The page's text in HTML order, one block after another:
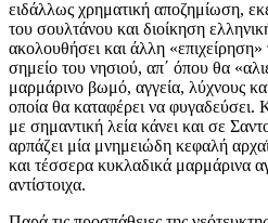
ειδάλλως χρηματική αποζημίωση,
του σουλτάνου και διοίκηση
ακολουθήσει και άλλη
σημείο του νησιού, απ΄ όπου θα
μαρμάρινο βωμό, αγγεία, λύχνους
οποία θα καταφέρει να φυγαδεύσει.
με σημαντική λεία κάνει και σε
αρπάζει μία μνημειώδη κεφαλή
και τέσσερα κυκλαδικά μαρμάρινα
αντίστοιχα.